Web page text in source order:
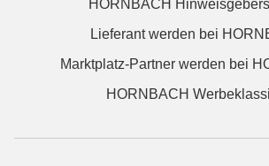
HORNBACH
Lieferant werden bei
Marktplatz-Partner werden bei
HORNBACH